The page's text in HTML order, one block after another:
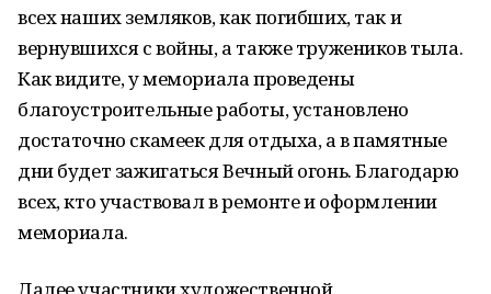
всех наших земляков, как погибших, так и
вернувшихся с войны, а также тружеников тыла.
Как видите, у мемориала проведены
благоустроительные работы, установлено
достаточно скамеек для отдыха, а в памятные
дни будет зажигаться Вечный огонь. Благодарю
всех, кто участвовал в ремонте и оформлении
мемориала.